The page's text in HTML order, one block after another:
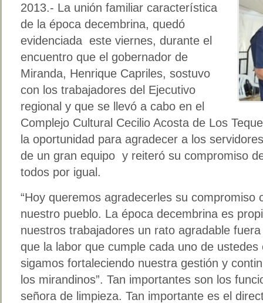
2013.- La unión familiar característica
de la época decembrina, quedó
evidenciada este viernes, durante el
encuentro que el gobernador de
Miranda, Henrique Capriles, sostuvo
con los trabajadores del Ejecutivo
regional y que se llevó a cabo en el
Complejo Cultural Cecilio Acosta de Los
la oportunidad para agradecer a los
de un gran equipo y reiteró su compromiso
todos por igual.
“Hoy queremos agradecerles su compromiso
nuestro pueblo. La época decembrina es
nuestros trabajadores un rato agradable
que la labor que cumple cada uno de
sigamos fortaleciendo nuestra gestión y
los mirandinos”. Tan importantes son los
señora de limpieza. Tan importante es el